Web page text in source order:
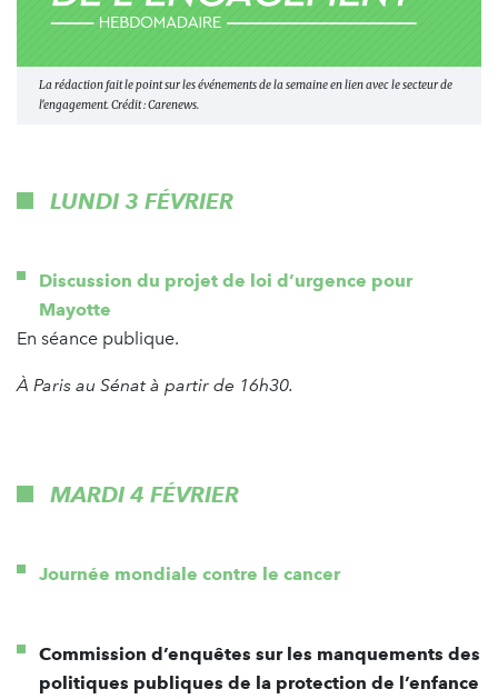
La rédaction fait le point sur les événements de la semaine en lien avec le secteur de
l'engagement. Crédit : Carenews.
LUNDI 3 FÉVRIER
Discussion du projet de loi d’urgence pour
Mayotte
En séance publique.
À Paris au Sénat à partir de 16h30.
MARDI 4 FÉVRIER
Journée mondiale contre le cancer
Commission d’enquêtes sur les manquements des
politiques publiques de la protection de l’enfance